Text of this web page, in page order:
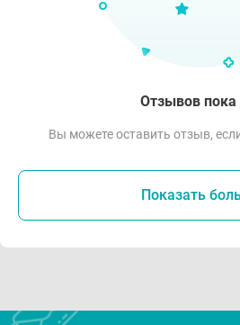
Отзывов пока
Вы можете оставить отзыв,
Показать